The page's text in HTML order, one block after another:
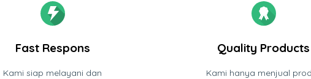
Fast Respons
Kami siap melayani dan
Quality Products
Kami hanya menjual